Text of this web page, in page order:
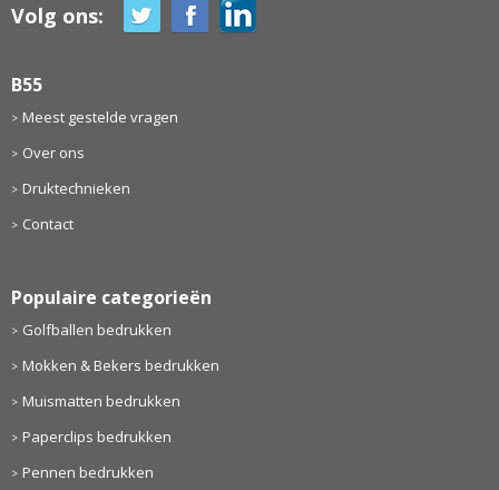
Volg ons:
B55
Meest gestelde vragen
Over ons
Druktechnieken
Contact
Populaire categorieën
Golfballen bedrukken
Mokken & Bekers bedrukken
Muismatten bedrukken
Paperclips bedrukken
Pennen bedrukken